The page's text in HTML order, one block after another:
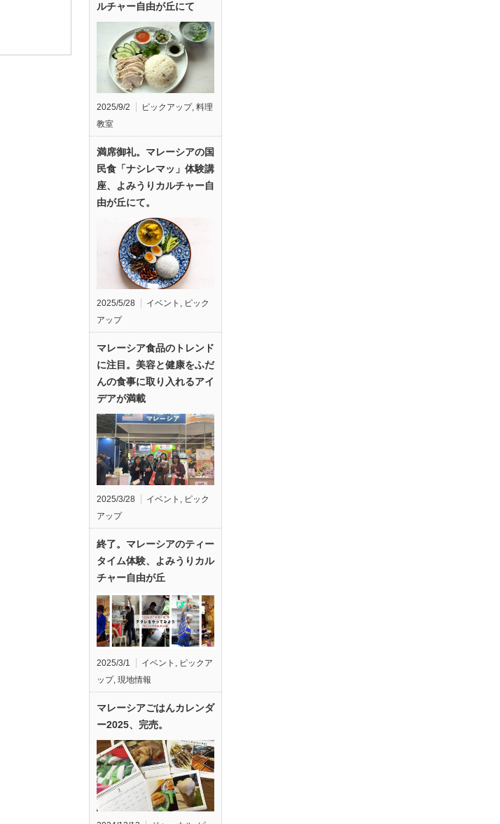
ルチャー自由が丘にて
2025/9/2 ピックアップ, 料理
教室
満席御礼。マレーシアの国
民食「ナシレマッ」体験講
座、よみうりカルチャー自
由が丘にて。
2025/5/28 イベント , ピック
アップ
マレーシア食品のトレンド
に注目。美容と健康をふだ
んの食事に取り入れるアイ
デアが満載
2025/3/28 イベント
ピック
アップ
終了。マレーシアのティー
タイム体験、よみうりカル
チャー自由が丘
2025/3/1 イベント , ピックア
ップ, 現地情報
マレーシアごはんカレンダ
ー2025、完売。